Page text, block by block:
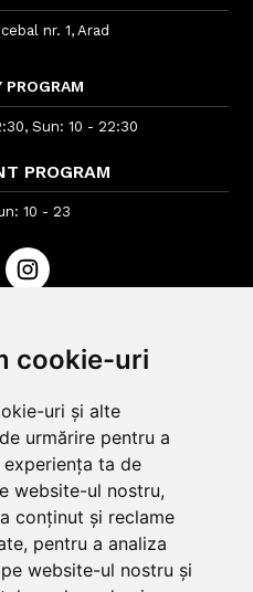
cookie-uri
uri și alte
urmărire pentru a
ta de
website-ul nostru,
conținut și reclame
pentru a analiza
website-ul nostru și
nr. 1, Arad
PROGRAM
Sun: 10 - 22:30
PROGRAM
10 - 23
lei
min
charge a fee between 4.99
area